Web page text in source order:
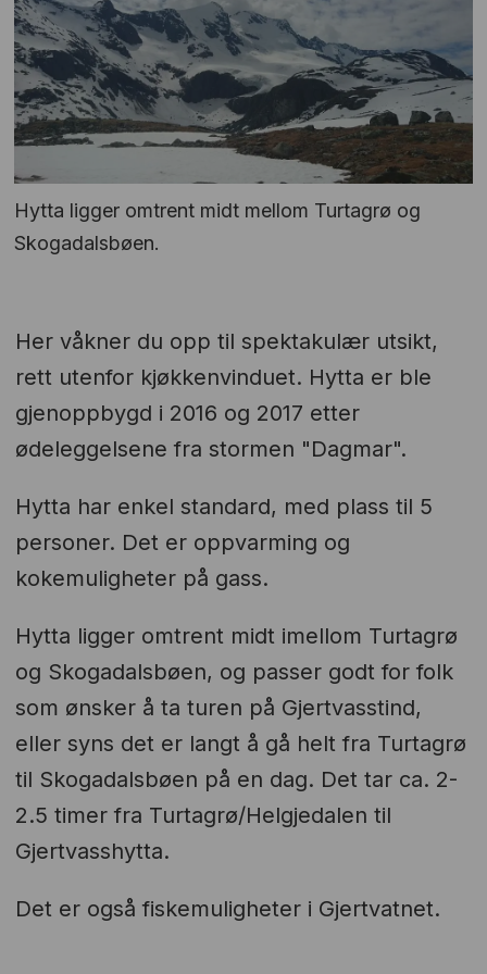
Hytta ligger omtrent midt mellom Turtagrø og
Skogadalsbøen.
Her våkner du opp til spektakulær utsikt,
rett utenfor kjøkkenvinduet. Hytta er ble
gjenoppbygd i 2016 og 2017 etter
ødeleggelsene fra stormen "Dagmar".
Hytta har enkel standard, med plass til 5
personer. Det er oppvarming og
kokemuligheter på gass.
Hytta ligger omtrent midt imellom Turtagrø
og Skogadalsbøen, og passer godt for folk
som ønsker å ta turen på Gjertvasstind,
eller syns det er langt å gå helt fra Turtagrø
til Skogadalsbøen på en dag. Det tar ca. 2-
2.5 timer fra Turtagrø/Helgjedalen til
Gjertvasshytta.
Det er også fiskemuligheter i Gjertvatnet.